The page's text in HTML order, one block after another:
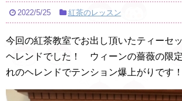
2022/5/25 紅茶のレッスン
今回の紅茶教室でお出し頂いたティーセ
ヘレンドでした！ ウィーンの薔薇の限
れのヘレンドでテンション爆上がりです！